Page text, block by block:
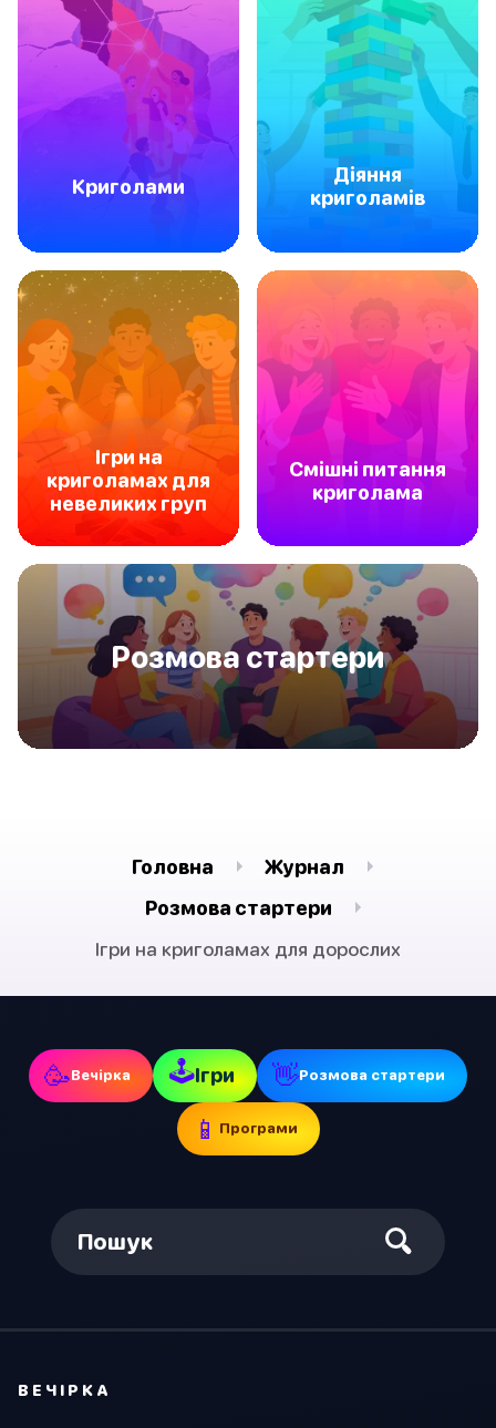
Криголами
Діяння
криголамів
Ігри на
криголамах для
невеликих груп
Смішні питання
криголама
Pозмова стартери
Головна
Журнал
Pозмова стартери
Ігри на криголамах для дорослих
🥳Вечірка 🕹Ігри 👋Pозмова стартери
📱 Програми
Пошук
ВЕЧІРКА